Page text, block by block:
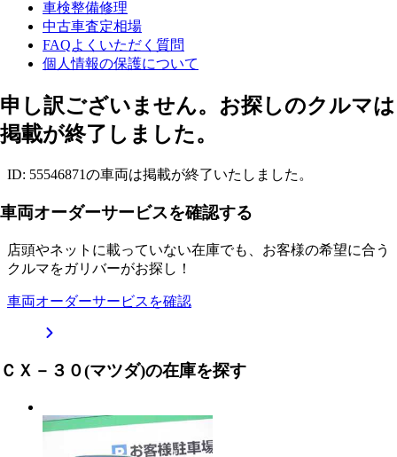
車検整備修理
中古車査定相場
FAQよくいただく質問
個人情報の保護について
申し訳ございません。お探しのクルマは
掲載が終了しました。
ID: 55546871の車両は掲載が終了いたしました。
車両オーダーサービスを確認する
店頭やネットに載っていない在庫でも、お客様の希望に合う
クルマをガリバーがお探し！
車両オーダーサービスを確認
ＣＸ－３０(マツダ)の在庫を探す